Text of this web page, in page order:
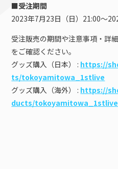
■受注期間
2023年7月23日（日）21:00〜
受注販売の期間や注意事項・詳
をご確認ください。
グッズ購入（日本） : https://
ts/tokoyamitowa_1stlive
グッズ購入（海外） : https://
ducts/tokoyamitowa_1stlive